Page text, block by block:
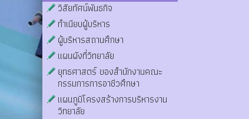
วิสัยทัศน์พันธกิจ
ทำเนียบผู้บริหาร
ผู้บริหารสถานศึกษา
แผนผังที่วิทยาลัย
ยุทธศาสตร์ ของสำนักงานคณะ
กรรมการการอาชีวศึกษา
แผนภูมิโครงสร้างการบริหารงาน
วิทยาลัย